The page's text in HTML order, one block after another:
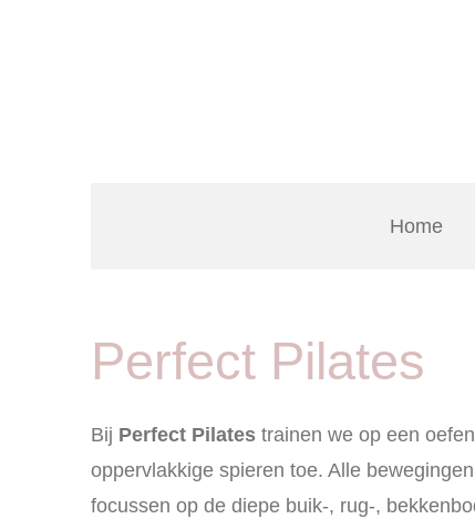
Home
Perfect Pilates
Bij Perfect Pilates trainen we op een
oppervlakkige spieren toe. Alle
focussen op de diepe buik-, rug-,